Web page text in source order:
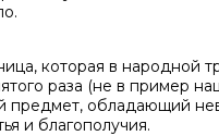
которая в народной
раза (не в пример
предмет, обладающий
и благополучия.